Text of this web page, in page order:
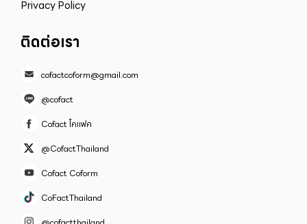
Privacy Policy
ติดต่อเรา
cofactcoform@gmail.com
@cofact
Cofact โคแฟค
@CofactThailand
Cofact Coform
CoFactThailand